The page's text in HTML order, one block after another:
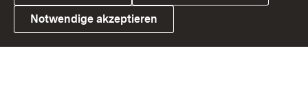
Link zum Landesportal
Notwendige akzeptieren